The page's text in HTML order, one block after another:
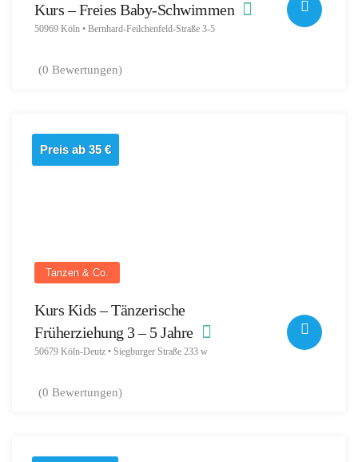
Kurs – Freies Baby-Schwimmen
50969 Köln • Bernhard-Feilchenfeld-Straße 3-5
(0 Bewertungen)
Preis ab 35 €
Tanzen & Co.
Kurs Kids – Tänzerische
Früherziehung 3 – 5 Jahre
50679 Köln-Deutz • Siegburger Straße 233 w
(0 Bewertungen)